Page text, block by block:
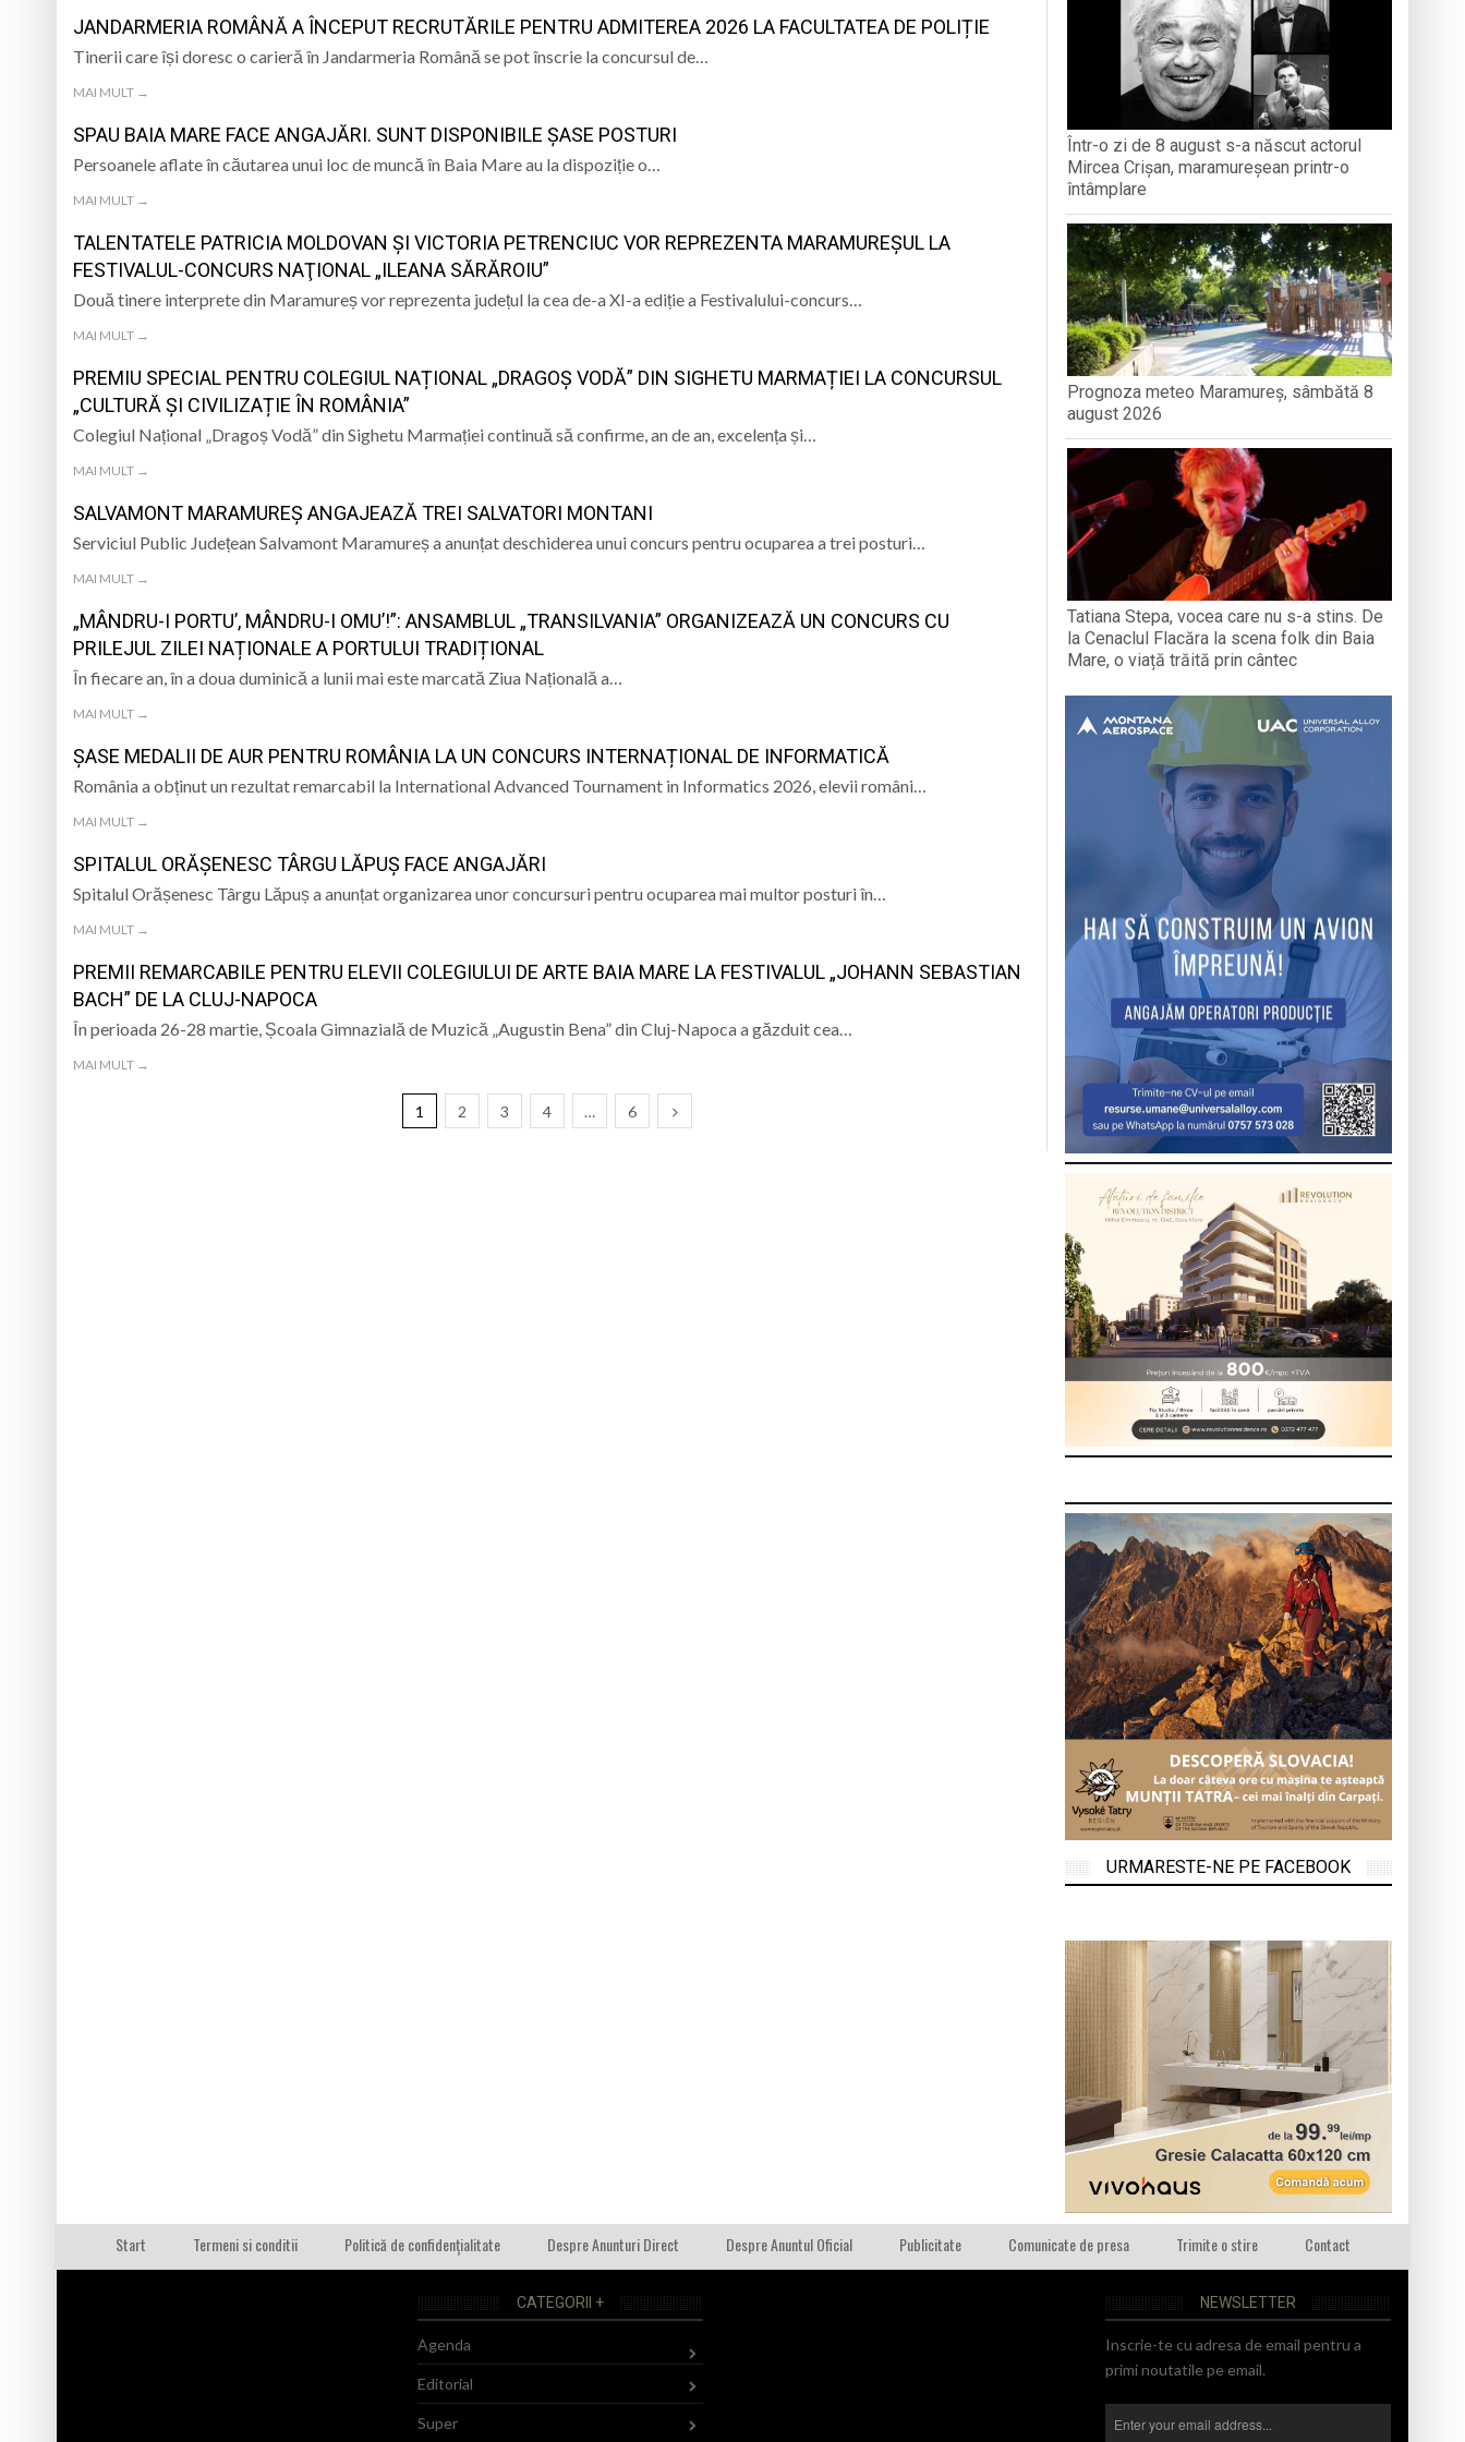
Muzeul Județean de Istorie și Arheologie Maramureș
Psiholog psihoterapeut Cecilia Ardusătan: De ce două persoane trec prin același stres, iar una dezvoltă anxietate,
Prognoza meteo Maramureș, sâmbătă 8 august 2026
Tatiana Stepa, vocea care nu s-a stins. De la Cenaclul Flacăra la scena folk din Baia Mare, o viață trăită prin cântec
JANDARMERIA ROMÂNĂ A ÎNCEPUT RECRUTĂRILE PENTRU ADMITEREA 2026 LA FACULTATEA DE POLIȚIE
Tinerii care își doresc o carieră în Jandarmeria Română se pot înscrie la concursul de…
MAI MULT →
SPAU BAIA MARE FACE ANGAJĂRI. SUNT DISPONIBILE ȘASE POSTURI
Persoanele aflate în căutarea unui loc de muncă în Baia Mare au la dispoziție o…
MAI MULT →
TALENTATELE PATRICIA MOLDOVAN ȘI VICTORIA PETRENCIUC VOR REPREZENTA MARAMUREȘUL LA
FESTIVALUL-CONCURS NAŢIONAL „ILEANA SĂRĂROIU”
Două tinere interprete din Maramureș vor reprezenta județul la cea de-a XI-a ediție a Festivalului-concurs…
MAI MULT →
PREMIU SPECIAL PENTRU COLEGIUL NAȚIONAL „DRAGOȘ VODĂ” DIN SIGHETU MARMAȚIEI LA CONCURSUL
„CULTURĂ ȘI CIVILIZAȚIE ÎN ROMÂNIA”
Colegiul Național „Dragoș Vodă” din Sighetu Marmației continuă să confirme, an de an, excelența și…
MAI MULT →
SALVAMONT MARAMUREȘ ANGAJEAZĂ TREI SALVATORI MONTANI
Serviciul Public Județean Salvamont Maramureș a anunțat deschiderea unui concurs pentru ocuparea a trei posturi…
MAI MULT →
„MÂNDRU-I PORTU’, MÂNDRU-I OMU’!”: ANSAMBLUL „TRANSILVANIA” ORGANIZEAZĂ UN CONCURS CU
PRILEJUL ZILEI NAȚIONALE A PORTULUI TRADIȚIONAL
În fiecare an, în a doua duminică a lunii mai este marcată Ziua Națională a…
MAI MULT →
ȘASE MEDALII DE AUR PENTRU ROMÂNIA LA UN CONCURS INTERNAȚIONAL DE INFORMATICĂ
România a obținut un rezultat remarcabil la International Advanced Tournament in Informatics 2026, elevii români…
MAI MULT →
SPITALUL ORĂȘENESC TÂRGU LĂPUȘ FACE ANGAJĂRI
Spitalul Orășenesc Târgu Lăpuș a anunțat organizarea unor concursuri pentru ocuparea mai multor posturi în…
MAI MULT →
PREMII REMARCABILE PENTRU ELEVII COLEGIULUI DE ARTE BAIA MARE LA FESTIVALUL „JOHANN SEBASTIAN
BACH” DE LA CLUJ-NAPOCA
În perioada 26-28 martie, Școala Gimnazială de Muzică „Augustin Bena” din Cluj-Napoca a găzduit cea…
MAI MULT →
1 2 3 4 … 6
Într-o zi de 8 august s-a născut actorul
Mircea Crișan, maramureșean printr-o
întâmplare
Prognoza meteo Maramureș, sâmbătă 8
august 2026
Tatiana Stepa, vocea care nu s-a stins. De
la Cenaclul Flacăra la scena folk din Baia
Mare, o viață trăită prin cântec
URMARESTE-NE PE FACEBOOK
Start Termeni si conditii Politică de confidențialitate Despre Anunturi Direct Despre Anuntul Oficial Publicitate Comunicate de presa Trimite o stire Contact
CATEGORII +
Agenda
Editorial
Super
NEWSLETTER
Inscrie-te cu adresa de email pentru a
primi noutatile pe email.